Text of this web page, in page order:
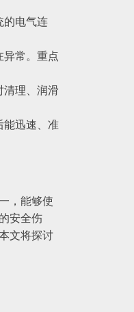
的电气连
异常。重点
清理、润滑
能迅速、准
，能够使
安全伤
文将探讨